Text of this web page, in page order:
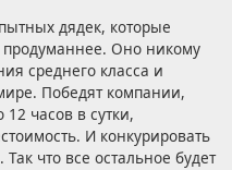
дядек, которые
продуманнее. Оно никому
среднего класса и
Победят компании,
12 часов в сутки,
И конкурировать
что все остальное будет